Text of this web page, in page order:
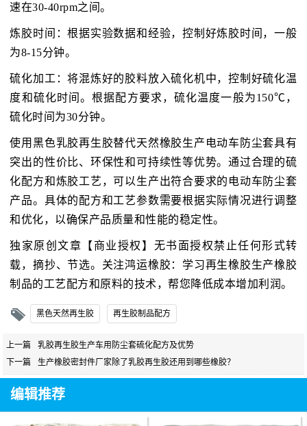
速在30-40rpm之间。
炼胶时间：根据实验数据和经验，控制好炼胶时间，一般
为8-15分钟。
硫化加工：将混炼好的胶料放入硫化机中，控制好硫化温
度和硫化时间。根据配方要求，硫化温度一般为150℃，
硫化时间为30分钟。
使用黑色乳胶再生胶替代天然橡胶生产电动车防尘套具有
突出的性价比、环保性和可持续性等优势。通过合理的硫
化配方和炼胶工艺，可以生产出符合要求的电动车防尘套
产品。具体的配方和工艺参数需要根据实际情况进行调整
和优化，以确保产品质量和性能的稳定性。
独家原创文章【商业授权】无书面授权禁止任何形式转
载，摘抄、节选。关注鸿运橡胶：学习再生橡胶生产橡胶
制品的工艺配方和原料的技术，帮您降低成本增加利润。
黑色天然再生胶 再生胶制品配方
上一篇
乳胶再生胶生产车用防尘套硫化配方及优势
下一篇
生产橡胶密封件厂家除了乳胶再生胶还用到哪些橡胶？
编辑推荐